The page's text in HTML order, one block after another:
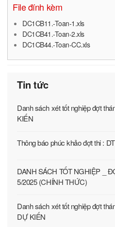
File đính kèm
DC1CB11.-Toan-1.xls
DC1CB41.-Toan-2.xls
DC1CB44.-Toan-CC.xls
Tin tức
Danh sách xét tốt nghiệp đợt
KIẾN
Thông báo phúc khảo đợt thi :
DANH SÁCH TỐT NGHIỆP _
5/2025 (CHÍNH THỨC)
Danh sách xét tốt nghiệp đợt
DỰ KIẾN